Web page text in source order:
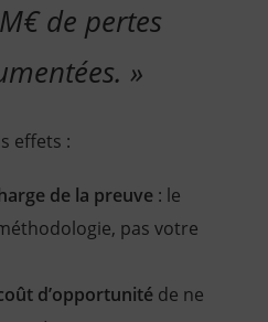
de pertes
»
effets :
de la preuve : le
pas votre
d’opportunité de ne